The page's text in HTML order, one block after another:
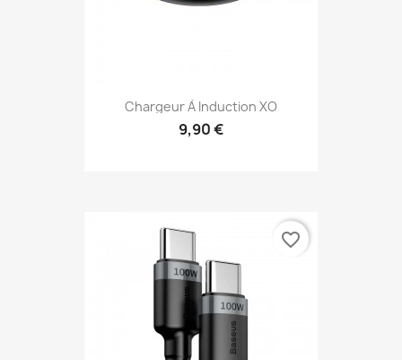
Chargeur À Induction XO
9,90 €
favorite_border